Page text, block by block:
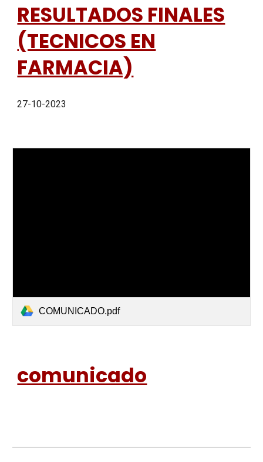
RESULTADOS FINALES
(TECNICOS EN
FARMACIA)
27-10-2023
COMUNICADO.pdf
comunicado